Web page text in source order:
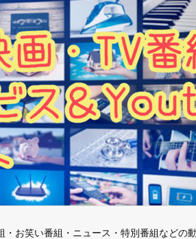
お笑い番組・ニュース・特別番組などの